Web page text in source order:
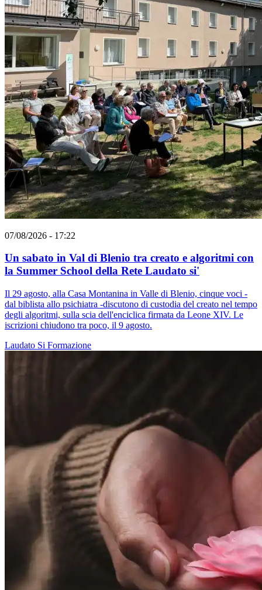
07/08/2026 - 17:22
Un sabato in Val di Blenio tra creato e algoritmi con
la Summer School della Rete Laudato si'
Il 29 agosto, alla Casa Montanina in Valle di Blenio, cinque voci -
dal biblista allo psichiatra -discutono di custodia del creato nel tempo
degli algoritmi, sulla scia dell'enciclica firmata da Leone XIV. Le
iscrizioni chiudono tra poco, il 9 agosto.
Laudato Si Formazione